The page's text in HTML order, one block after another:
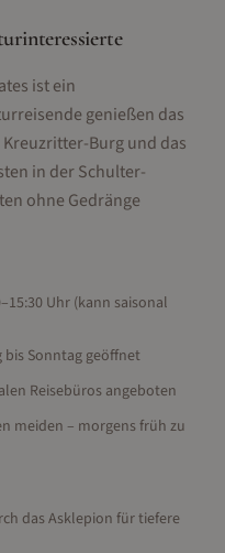
ist ein
genießen das
Burg und das
in der Schulter­
ohne Gedränge
Uhr (kann saisonal
bis Sonntag geöffnet
Reisebüros angeboten
meiden – morgens früh zu
das Asklepion für tiefere